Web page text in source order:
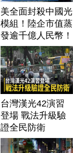
美全面封殺中國光
模組！陸企市值蒸
發逾千億人民幣！
AI資料中心供應鏈
洗牌？台灣喜迎轉
單！成關鍵樞紐？
｜#財經新聞
│20260805 (三)
台灣漢光42演習
登場 戰法升級驗
證全民防衛